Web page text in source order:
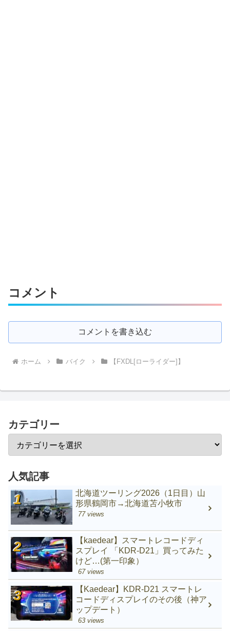
コメント
コメントを書き込む
ホーム バイク 【FXDL[ローライダー]】
カテゴリー
人気記事
北海道ツーリング2026（1日目）山
形県鶴岡市→北海道苫小牧市
77 views
【kaedear】スマートレコードディ
スプレイ 「KDR-D21」買ってみた
けど…(第一印象）
67 views
【Kaedear】KDR-D21 スマートレ
コードディスプレイのその後（神ア
ップデート）
63 views